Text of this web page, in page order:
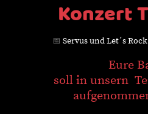
Konzert
📅 Servus und Let´s
Eure
soll in unsern